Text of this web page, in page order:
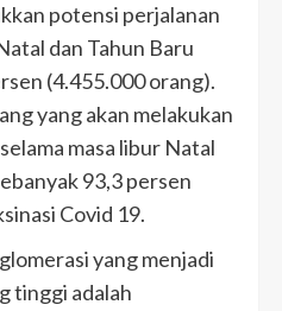
potensi perjalanan
dan Tahun Baru
(4.455.000 orang).
yang akan melakukan
masa libur Natal
93,3 persen
Covid 19.
yang menjadi
tinggi adalah